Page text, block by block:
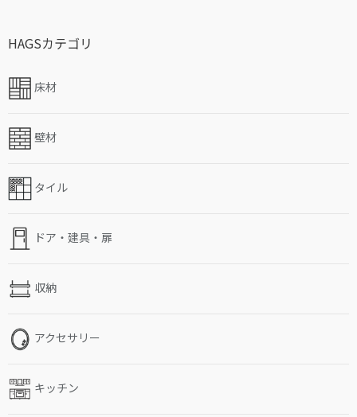
HAGSカテゴリ
床材
壁材
タイル
ドア・建具・扉
収納
アクセサリー
キッチン